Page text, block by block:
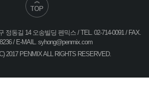
정동길 14 오송빌딩 펜믹스 / TEL. 02-714-0091 / FAX.
/ E-MAIL.syhong@penmix.com
2017 PENMIX ALL RIGHTS RESERVED.